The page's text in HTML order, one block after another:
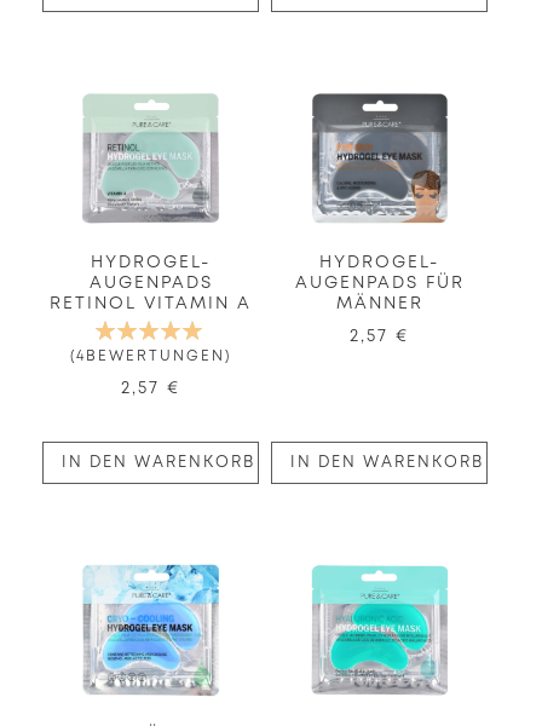
HYDROGEL-
AUGENPADS
RETINOL VITAMIN A
BEWERTUNG:
100%
4 BEWERTUNGEN
2,57 €
IN DEN WARENKORB
HYDROGEL-
AUGENPADS FÜR
MÄNNER
2,57 €
IN DEN WARENKORB